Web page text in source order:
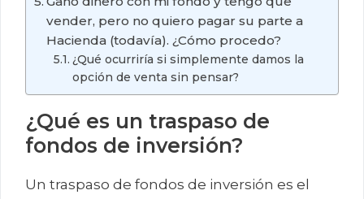
vender, pero no quiero pagar su parte a
Hacienda (todavía). ¿Cómo procedo?
¿Qué ocurriría si simplemente damos la
opción de venta sin pensar?
¿Qué es un traspaso de
fondos de inversión?
Un traspaso de fondos de inversión es el